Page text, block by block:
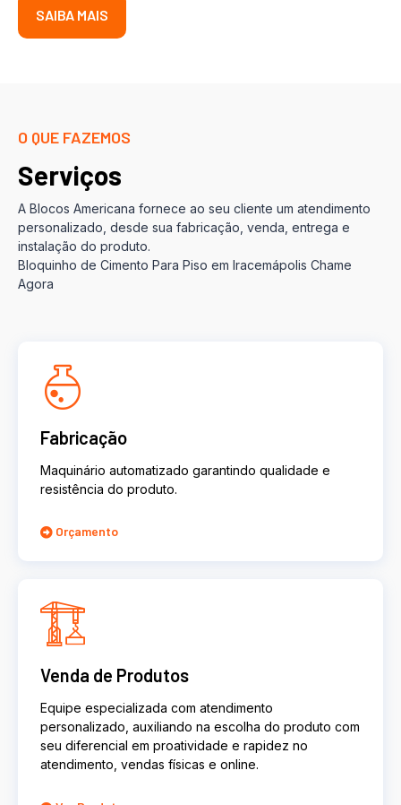
SAIBA MAIS
O QUE FAZEMOS
Serviços
A Blocos Americana fornece ao seu cliente um atendimento
personalizado, desde sua fabricação, venda, entrega e
instalação do produto.
Bloquinho de Cimento Para Piso em Iracemápolis Chame
Agora
Fabricação
Maquinário automatizado garantindo qualidade e
resistência do produto.
Orçamento
Venda de Produtos
Equipe especializada com atendimento
personalizado, auxiliando na escolha do produto com
seu diferencial em proatividade e rapidez no
atendimento, vendas físicas e online.